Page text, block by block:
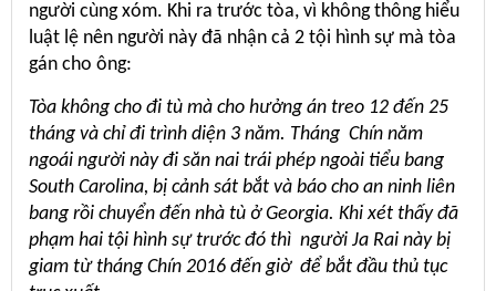
người cùng xóm. Khi ra trước tòa, vì không thông hiểu
luật lệ nên người này đã nhận cả 2 tội hình sự mà tòa
gán cho ông:
Tòa không cho đi tù mà cho hưởng án treo 12 đến 25
tháng và chỉ đi trình diện 3 năm. Tháng Chín năm
ngoái người này đi săn nai trái phép ngoài tiểu bang
South Carolina, bị cảnh sát bắt và báo cho an ninh liên
bang rồi chuyển đến nhà tù ở Georgia. Khi xét thấy đã
phạm hai tội hình sự trước đó thì người Ja Rai này bị
giam từ tháng Chín 2016 đến giờ để bắt đầu thủ tục